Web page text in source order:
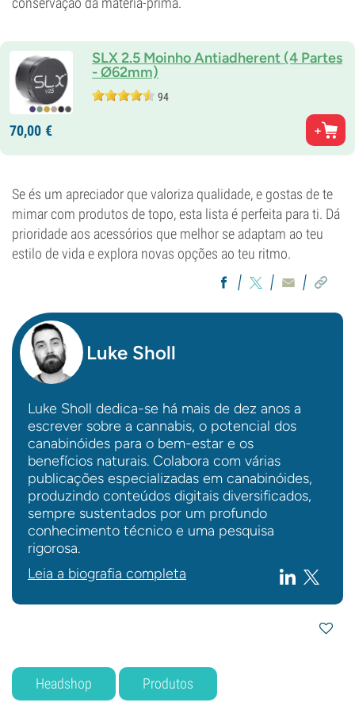
SLX 2.5 Moinho Antiadherent (4 Partes
- Ø62mm)
94
70,00 €
Se és um apreciador que valoriza qualidade, e gostas de te
mimar com produtos de topo, esta lista é perfeita para ti. Dá
prioridade aos acessórios que melhor se adaptam ao teu
estilo de vida e explora novas opções ao teu ritmo.
Luke Sholl
Luke Sholl dedica-se há mais de dez anos a
escrever sobre a cannabis, o potencial dos
canabinóides para o bem-estar e os
benefícios naturais. Colabora com várias
publicações especializadas em canabinóides,
produzindo conteúdos digitais diversificados,
sempre sustentados por um profundo
conhecimento técnico e uma pesquisa
rigorosa.
Leia a biografia completa
Headshop Produtos